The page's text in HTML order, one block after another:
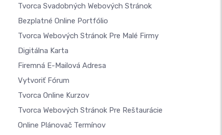
Tvorca Svadobných Webových Stránok
Bezplatné Online Portfólio
Tvorca Webových Stránok Pre Malé Firmy
Digitálna Karta
Firemná E-Mailová Adresa
Vytvoriť Fórum
Tvorca Online Kurzov
Tvorca Webových Stránok Pre Reštaurácie
Online Plánovač Termínov